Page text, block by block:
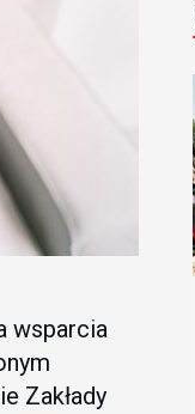
wsparcia
Zakłady